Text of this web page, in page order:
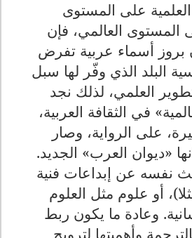
العلمية على المستوى
المستوى العالمي، فإن
أسماء عربية تفرض
البلد الذي وفّر لها سبل
العلمي، لذلك نجد
في الثقافة العربية،
على الرواية، وصار
«ديوان العرب» الجديد.
نفسه عن إبداعات فنية
أو علوم مثل العلوم
وعادة ما يكون ربط
وأهميتها لترويج